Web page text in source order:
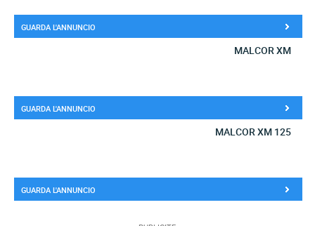
GUARDA L'ANNUNCIO
MALCOR XM
GUARDA L'ANNUNCIO
MALCOR XM 125
GUARDA L'ANNUNCIO